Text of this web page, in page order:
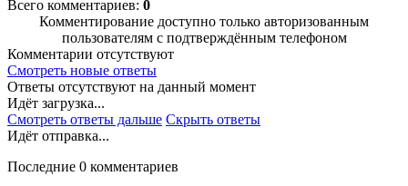
Всего комментариев: 0
Комментирование доступно только авторизованным
пользователям с подтверждённым телефоном
Комментарии отсутствуют
Смотреть новые ответы
Ответы отсутствуют на данный момент
Идёт загрузка...
Смотреть ответы дальше Скрыть ответы
Идёт отправка...
Последние 0 комментариев